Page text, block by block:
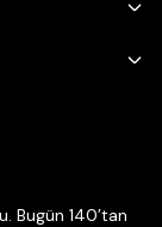
Bugün 140’tan